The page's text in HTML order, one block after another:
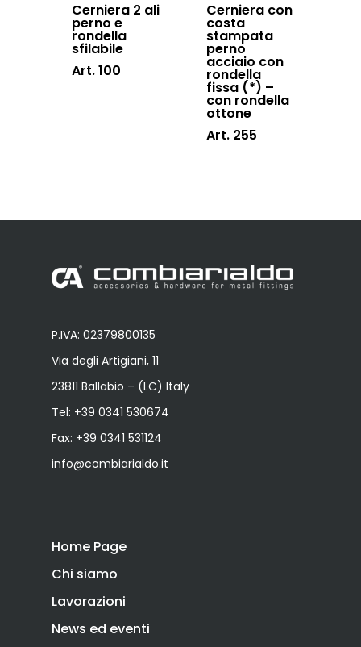
Cerniera 2 ali
perno e
rondella
sfilabile
Art. 100
Cerniera con
costa
stampata
perno
acciaio con
rondella
fissa (*) –
con rondella
ottone
Art. 255
P.IVA: 02379800135
Via degli Artigiani, 11
23811 Ballabio – (LC) Italy
Tel: +39 0341 530674
Fax: +39 0341 531124
info@combiarialdo.it
Home Page
Chi siamo
Lavorazioni
News ed eventi